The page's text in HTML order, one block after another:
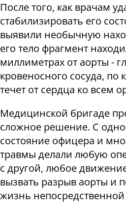
После того, как врачам
стабилизировать его
выявили необычную
его тело фрагмент
миллиметрах от аорты -
кровеносного сосуда, по
течет от сердца ко всем
Медицинской бригаде
сложное решение. С
состояние офицера и
травмы делали любую
с другой, любое
вызвать разрыв аорты и
жизнь непосредственной